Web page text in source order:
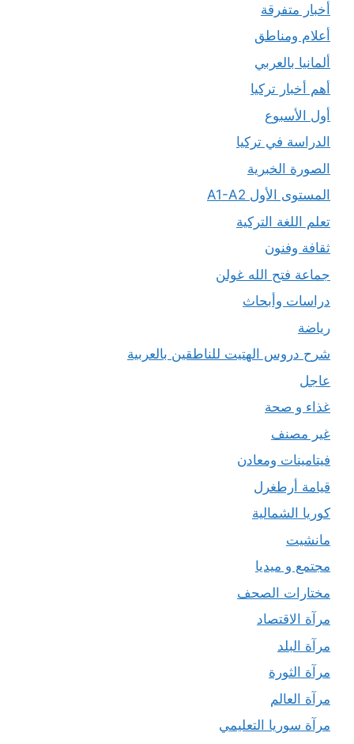
أخبار متفرقة
أعلام ومناطق
ألمانيا بالعربي
أهم أخبار تركيا
أول الأسبوع
الدراسة في تركيا
الصورة الخبرية
المستوى الأول A1-A2
تعلم اللغة التركية
ثقافة وفنون
جماعة فتح الله غولن
دراسات وأبحاث
رياضة
شرح دروس الهتيت للناطقين بالعربية
عاجل
غذاء و صحة
غير مصنف
فيتامينات ومعادن
قيامة أرطغرل
كوريا الشمالية
مانشيت
مجتمع و ميديا
مختارات الصحف
مرآة الاقتصاد
مرآة البلد
مرآة الثورة
مرآة العالم
مرآة سوريا التعليمي